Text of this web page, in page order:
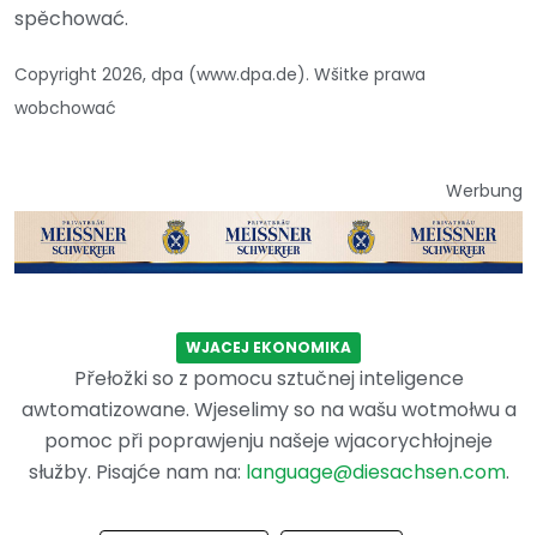
spěchować.
Copyright 2026, dpa (www.dpa.de). Wšitke prawa
wobchować
Werbung
WJACEJ EKONOMIKA
Přełožki so z pomocu sztučnej inteligence
awtomatizowane. Wjeselimy so na wašu wotmołwu a
pomoc při poprawjenju našeje wjacorychłojneje
słužby. Pisajće nam na: language@diesachsen.com.